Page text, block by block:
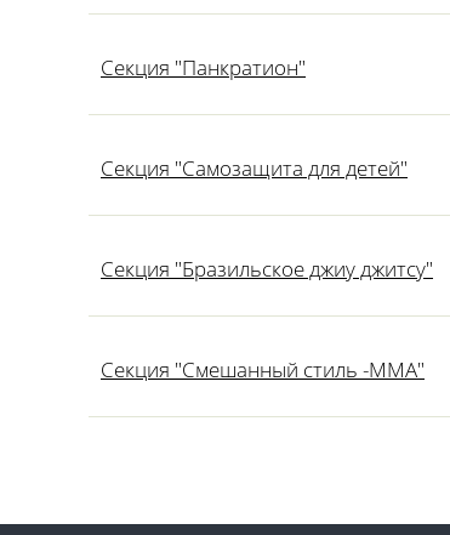
Секция "Панкратион"
Секция "Самозащита для детей"
Секция "Бразильское джиу джитсу"
Секция "Смешанный стиль -ММА"